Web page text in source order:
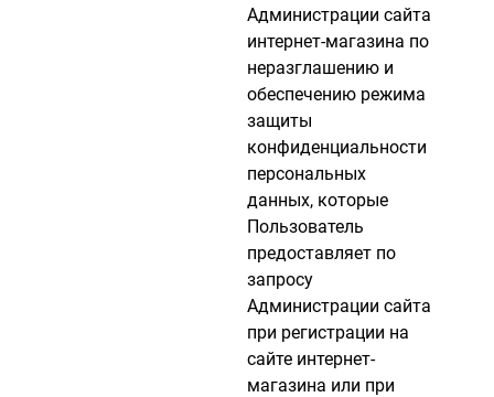
Администрации сайта
интернет-магазина по
неразглашению и
обеспечению режима
защиты
конфиденциальности
персональных
данных, которые
Пользователь
предоставляет по
запросу
Администрации сайта
при регистрации на
сайте интернет-
магазина или при